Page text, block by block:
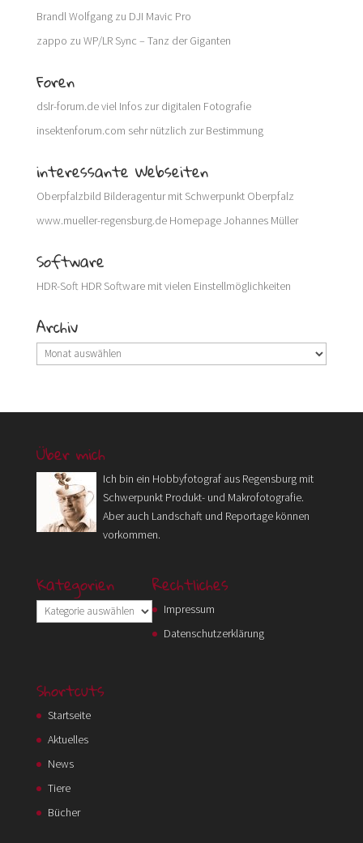
Brandl Wolfgangzu DJI Mavic Pro
zappo zu WP/LR Sync – Tanz der Giganten
Foren
dslr-forum.deviel Infos zur digitalen Fotografie
insektenforum.com sehr nützlich zur Bestimmung
interessante Webseiten
Oberpfalzbild Bilderagentur mit Schwerpunkt Oberpfalz
www.mueller-regensburg.deHomepage Johannes Müller
Software
HDR-SoftHDR Software mit vielen Einstellmöglichkeiten
Archiv
Archiv
Über mich
Ich bin ein Hobbyfotograf aus Regensburg mit
Schwerpunkt Produkt- und Makrofotografie.
Aber auch Landschaft und Reportage können
vorkommen.
Kategorien
Kategorien
Rechtliches
Impressum
Datenschutzerklärung
Shortcuts
Startseite
Aktuelles
News
Tiere
Bücher